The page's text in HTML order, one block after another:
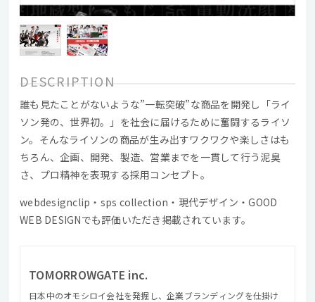
DESCRIPTION
誰も見たことがないような”一転突破”な商品を開発し「ライ
ソン発の、世界初。」を社会に届けるために奮闘するライソ
ン。そんなライソンの商品が生み出すワクワクや楽しさはも
ちろん、企画、開発、製造、営業までを一貫して行う泥臭
さ、プロ精神を表現する採用コンセプト。
webdesignclip・sps collection・現代デザイン・GOOD
WEB DESIGNでも評価いただき掲載されています。
TOMORROWGATE inc.
日本中のオモシロイ会社を発掘し、企業ブランディングを仕掛け